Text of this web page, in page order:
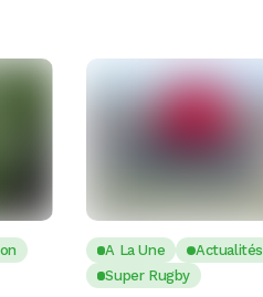
A La Une Actualités
Super Rugby